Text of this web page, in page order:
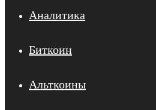
Аналитика
Биткоин
Альткоины